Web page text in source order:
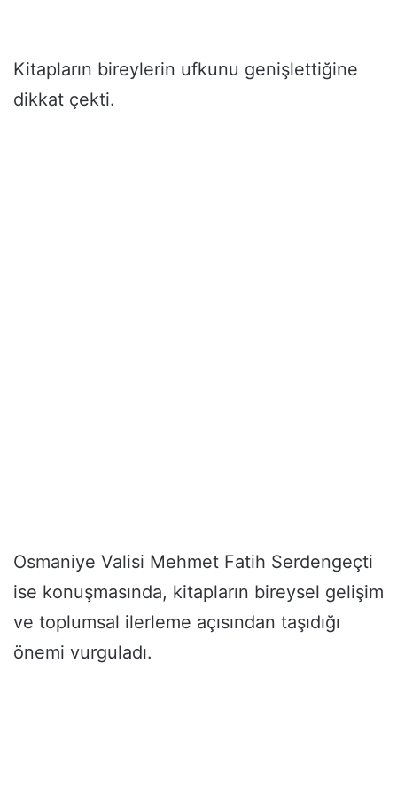
Kitapların bireylerin ufkunu genişlettiğine
dikkat çekti.
Osmaniye Valisi Mehmet Fatih Serdengeçti
ise konuşmasında, kitapların bireysel gelişim
ve toplumsal ilerleme açısından taşıdığı
önemi vurguladı.